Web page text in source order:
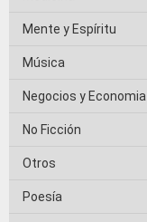
Mente y Espíritu
Música
Negocios y Economia
No Ficción
Otros
Poesía